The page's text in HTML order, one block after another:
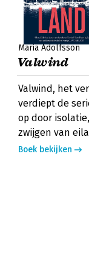
Maria Adolfsson
Valwind
Valwind, het
verdiept de
op door
zwijgen van
Boek bekijken